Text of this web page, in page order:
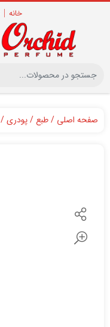
خانه
صفحه اصلی طبع پودری